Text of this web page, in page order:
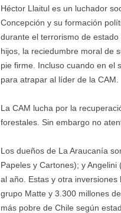
Héctor Llaitul es un luchador
Concepción y su formación
durante el terrorismo de
hijos, la reciedumbre moral de
pie firme. Incluso cuando en el
para atrapar al líder de la CAM.
La CAM lucha por la
forestales. Sin embargo no
Los dueños de La Araucanía
Papeles y Cartones); y
al año. Estas y otra
grupo Matte y 3.300 millones
más pobre de Chile según